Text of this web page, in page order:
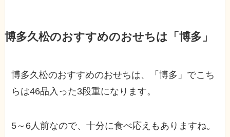
博多久松のおすすめのおせちは「博多」
博多久松のおすすめのおせちは、「博多」でこち
らは46品入った3段重になります。
5～6人前なので、十分に食べ応えもありますね。